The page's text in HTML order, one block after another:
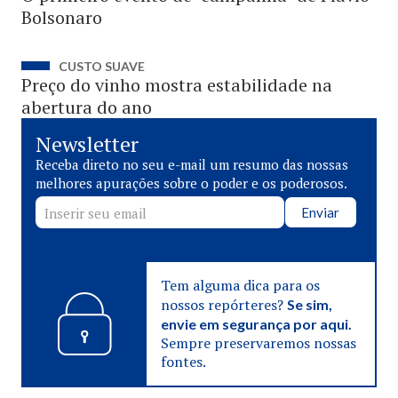
Bolsonaro
CUSTO SUAVE
Preço do vinho mostra estabilidade na
abertura do ano
Newsletter
Receba direto no seu e-mail um resumo das nossas
melhores apurações sobre o poder e os poderosos.
Enviar
Tem alguma dica para os
nossos repórteres? Se sim,
envie em segurança por aqui.
Sempre preservaremos nossas
fontes.